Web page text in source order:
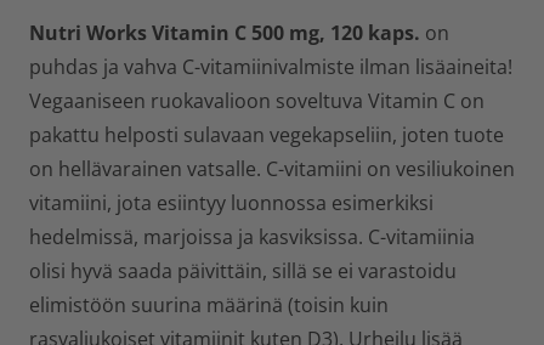
Nutri Works Vitamin C 500 mg, 120 kaps. on
puhdas ja vahva C-vitamiinivalmiste ilman lisäaineita!
Vegaaniseen ruokavalioon soveltuva Vitamin C on
pakattu helposti sulavaan vegekapseliin, joten tuote
on hellävarainen vatsalle. C-vitamiini on vesiliukoinen
vitamiini, jota esiintyy luonnossa esimerkiksi
hedelmissä, marjoissa ja kasviksissa. C-vitamiinia
olisi hyvä saada päivittäin, sillä se ei varastoidu
elimistöön suurina määrinä (toisin kuin
rasvaliukoiset vitamiinit kuten D3). Urheilu lisää